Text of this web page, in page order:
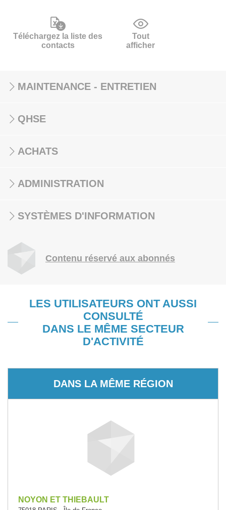
Téléchargez la liste des
contacts
Tout
afficher
MAINTENANCE - ENTRETIEN
QHSE
ACHATS
ADMINISTRATION
SYSTÈMES D'INFORMATION
Contenu réservé aux abonnés
LES UTILISATEURS ONT AUSSI
CONSULTÉ
DANS LE MÊME SECTEUR
D'ACTIVITÉ
DANS LA MÊME RÉGION
NOYON ET THIEBAULT